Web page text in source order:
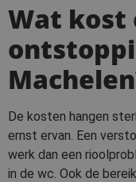
Wat kost
De kosten hangen
ernst ervan. Een
werk dan een
in de wc. Ook de